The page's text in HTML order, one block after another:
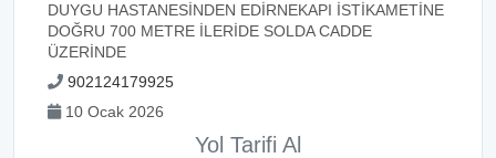
DUYGU HASTANESİNDEN EDİRNEKAPI İSTİKAMETİNE
DOĞRU 700 METRE İLERİDE SOLDA CADDE
ÜZERİNDE
902124179925
10 Ocak 2026
Yol Tarifi Al